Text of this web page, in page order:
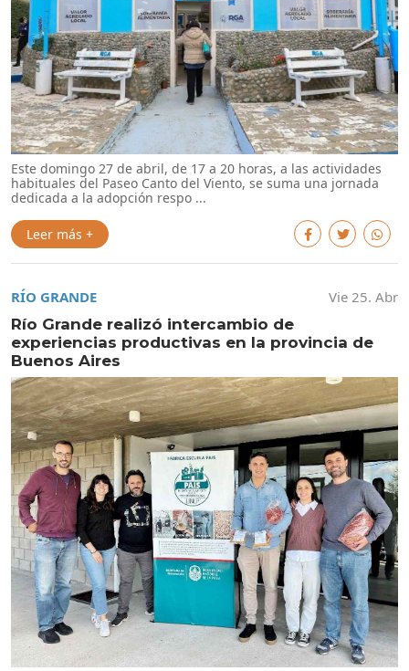
Este domingo 27 de abril, de 17 a 20 horas, a las actividades
habituales del Paseo Canto del Viento, se suma una jornada
dedicada a la adopción respo ...
Leer más +
RÍO GRANDE
Vie 25. Abr
Río Grande realizó intercambio de
experiencias productivas en la provincia de
Buenos Aires